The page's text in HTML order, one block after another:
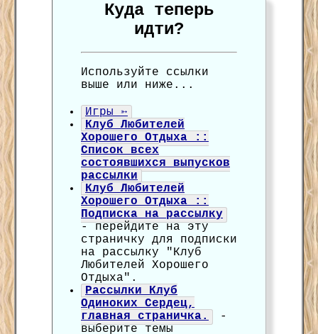
Куда теперь
идти?
Используйте ссылки
выше или ниже...
Игры ➳
Клуб Любителей
Хорошего Отдыха ::
Список всех
состоявшихся выпусков
рассылки
Клуб Любителей
Хорошего Отдыха ::
Подписка на рассылку
- перейдите на эту
страничку для подписки
на рассылку "Клуб
Любителей Хорошего
Отдыха".
Рассылки Клуб
Одиноких Сердец,
главная страничка.
-
выберите темы